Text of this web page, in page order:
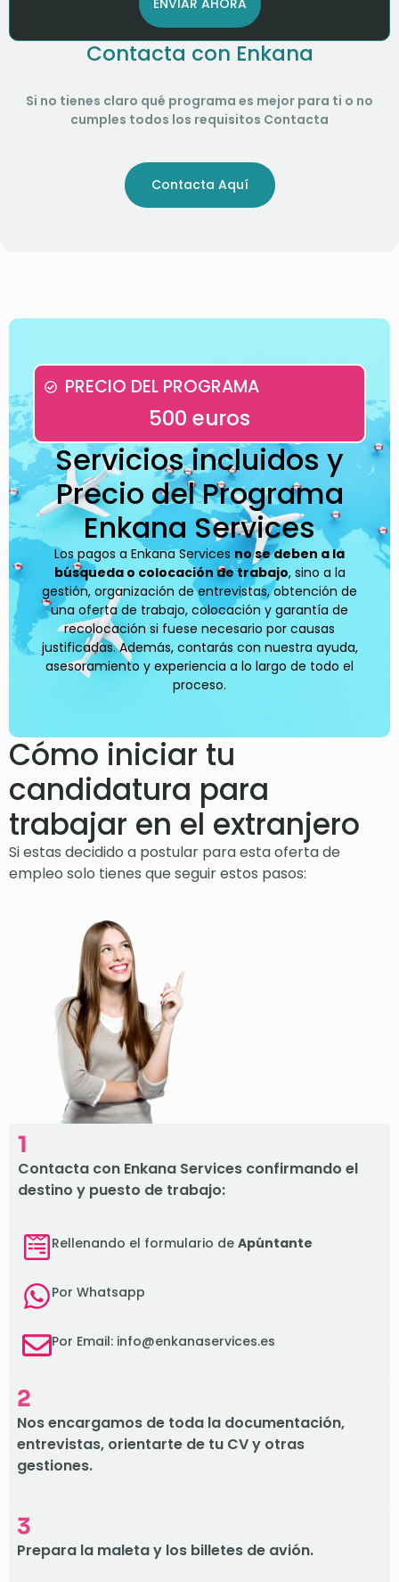
ENVIAR AHORA
Contacta con Enkana
Si no tienes claro qué programa es mejor para ti o no
cumples todos los requisitos Contacta
Contacta Aquí
Servicios incluidos y
Precio del Programa
Enkana Services
Los pagos a Enkana Services no se deben a la
búsqueda o colocación de trabajo, sino a la
gestión, organización de entrevistas, obtención de
una oferta de trabajo, colocación y garantía de
recolocación si fuese necesario por causas
justificadas. Además, contarás con nuestra ayuda,
asesoramiento y experiencia a lo largo de todo el
proceso.
PRECIO DEL PROGRAMA
500 euros
Cómo iniciar tu
candidatura para
trabajar en el extranjero
Si estas decidido a postular para esta oferta de
empleo solo tienes que seguir estos pasos:
1
Contacta con Enkana Services confirmando el
destino y puesto de trabajo:
Rellenando el formulario de Apúntante
Por Whatsapp
Por Email: info@enkanaservices.es
2
Nos encargamos de toda la documentación,
entrevistas, orientarte de tu CV y otras
gestiones.
3
Prepara la maleta y los billetes de avión.